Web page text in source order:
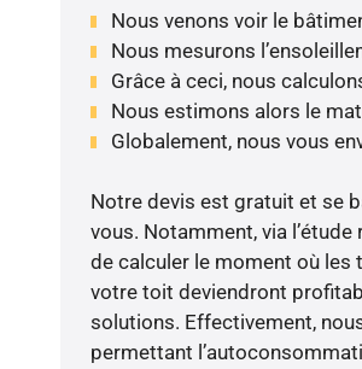
Nous venons voir le
Nous mesurons
Grâce à ceci, nous
Nous estimons alors le
Globalement, nous vous
Notre devis est gratuit et se
vous. Notamment, via
de calculer le moment où les
votre toit deviendront
solutions. Effectivement,
permettant